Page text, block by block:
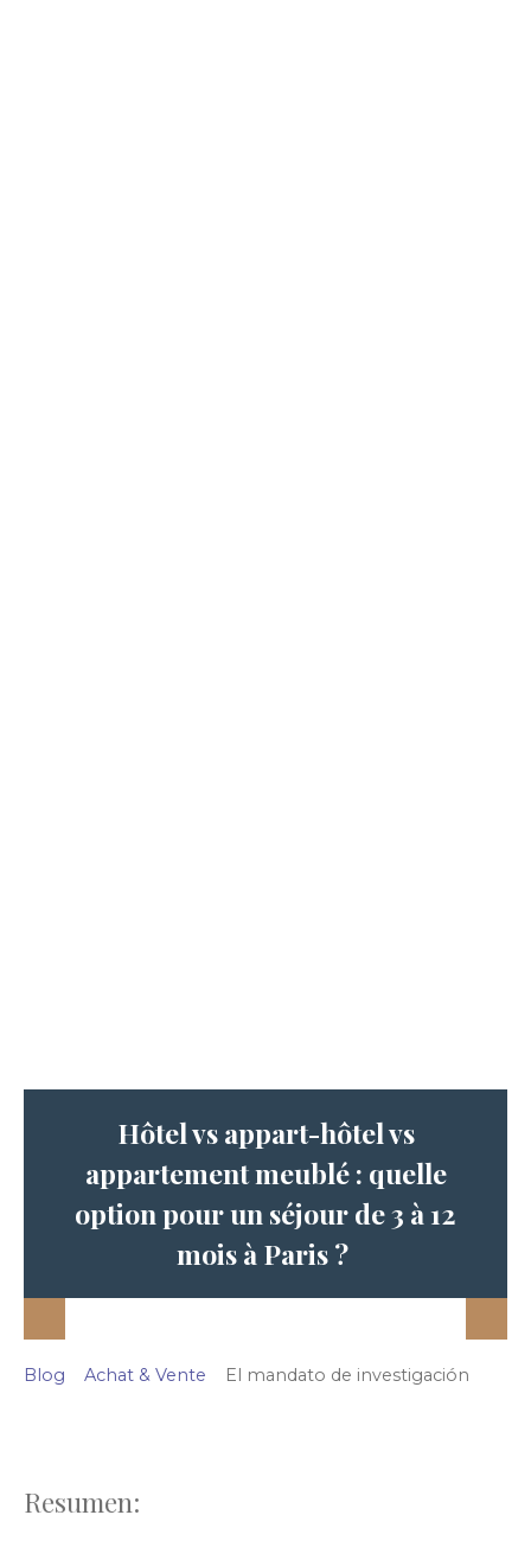
Hôtel vs appart-hôtel vs
appartement meublé : quelle
option pour un séjour de 3 à 12
mois à Paris ?
Blog Achat & Vente El mandato de investigación
Resumen: